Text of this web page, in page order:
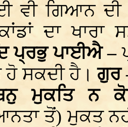
ਵੀ ਗਿਆਨ ਦੀ
ਦਾ
ਪ੍ਰਭੁ ਪਾਈਐ –
ਹੋ ਸਕਦੀ ਹੈ।ਗੁਰ
ਮੁਕਤਿ ਨ
ਤੋਂ) ਮੁਕਤ